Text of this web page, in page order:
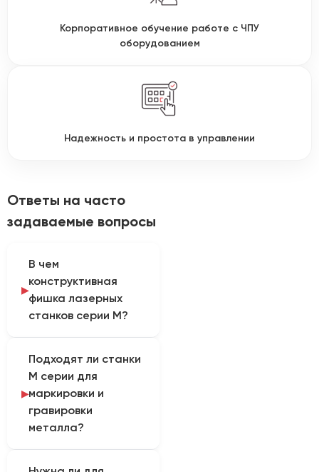
Корпоративное обучение работе с ЧПУ
оборудованием
Надежность и простота в управлении
Ответы на часто
задаваемые вопросы
В чем
конструктивная
фишка лазерных
станков серии М?
это оптоволоконные
маркеры или
компактные
металлорезы)
отличаются
Подходят ли станки
М серии для
маркировки и
гравировки
металла?